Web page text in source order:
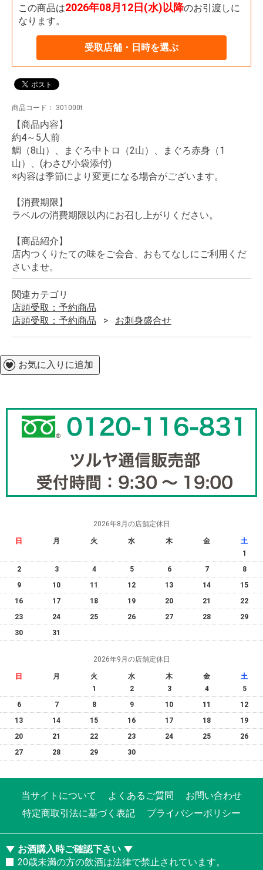
受取店舗・日時を選ぶ
この商品は2026年08月12日(水)以降のお引渡しに
なります。
商品コード： 301000t
【商品内容】
約4～5人前
鯛（8山）、まぐろ中トロ（2山）、まぐろ赤身（1
山）、(わさび小袋添付)
※内容は季節により変更になる場合がございます。
【消費期限】
ラベルの消費期限以内にお召し上がりください。
【商品紹介】
店内つくりたての味をご会合、おもてなしにご利用くだ
さいませ。
関連カテゴリ
店頭受取：予約商品
店頭受取：予約商品
お刺身盛合せ
お気に入りに追加
2026年8月の店舗定休日
日 月 火 水 木 金
土
1
2
3 4 5 6 7
8
9
10 11 12 13 14
15
16
17 18 19 20 21
22
23
24 25 26 27 28
29
30
31
2026年9月の店舗定休日
日 月 火 水 木 金
土
1
2 3 4
5
6
7 8 9 10 11
12
13
14 15 16 17 18
19
20
21 22 23 24 25
26
27
28 29 30
当サイトについて よくあるご質問
お問い合わせ
特定商取引法に基づく表記
プライバシーポリシー
お酒購入時ご確認下さい
20歳未満の方の飲酒は法律で禁止されています。